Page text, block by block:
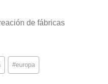
de fábricas
#europa